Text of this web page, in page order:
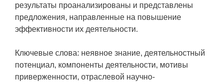
результаты проанализированы и представлены
предложения, направленные на повышение
эффективности их деятельности.
Ключевые слова: неявное знание, деятельностный
потенциал, компоненты деятельности, мотивы
приверженности, отраслевой научно-